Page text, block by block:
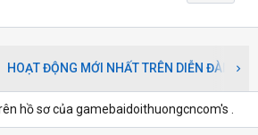
HOẠT ĐỘNG MỚI NHẤT TRÊN DIỄN ĐÀN
hồ sơ của gamebaidoithuongcncom's .